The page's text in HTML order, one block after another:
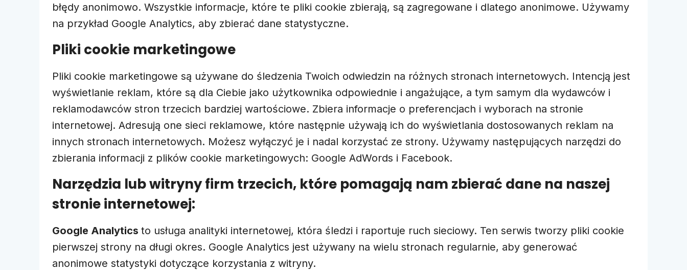
błędy anonimowo. Wszystkie informacje, które te pliki cookie zbierają, są zagregowane i dlatego anonimowe. Używamy
na przykład Google Analytics, aby zbierać dane statystyczne.
Pliki cookie marketingowe
Pliki cookie marketingowe są używane do śledzenia Twoich odwiedzin na różnych stronach internetowych. Intencją jest
wyświetlanie reklam, które są dla Ciebie jako użytkownika odpowiednie i angażujące, a tym samym dla wydawców i
reklamodawców stron trzecich bardziej wartościowe. Zbiera informacje o preferencjach i wyborach na stronie
internetowej. Adresują one sieci reklamowe, które następnie używają ich do wyświetlania dostosowanych reklam na
innych stronach internetowych. Możesz wyłączyć je i nadal korzystać ze strony. Używamy następujących narzędzi do
zbierania informacji z plików cookie marketingowych: Google AdWords i Facebook.
Narzędzia lub witryny firm trzecich, które pomagają nam zbierać dane na naszej
stronie internetowej:
Google Analytics to usługa analityki internetowej, która śledzi i raportuje ruch sieciowy. Ten serwis tworzy pliki cookie
pierwszej strony na długi okres. Google Analytics jest używany na wielu stronach regularnie, aby generować
anonimowe statystyki dotyczące korzystania z witryny.